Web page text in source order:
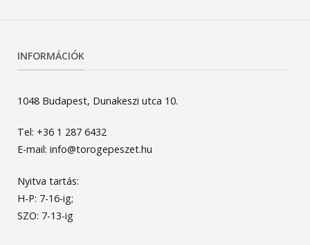
INFORMÁCIÓK
1048 Budapest, Dunakeszi utca 10.
Tel: +36 1 287 6432
E-mail: info@torogepeszet.hu
Nyitva tartás:
H-P: 7-16-ig;
SZO: 7-13-ig